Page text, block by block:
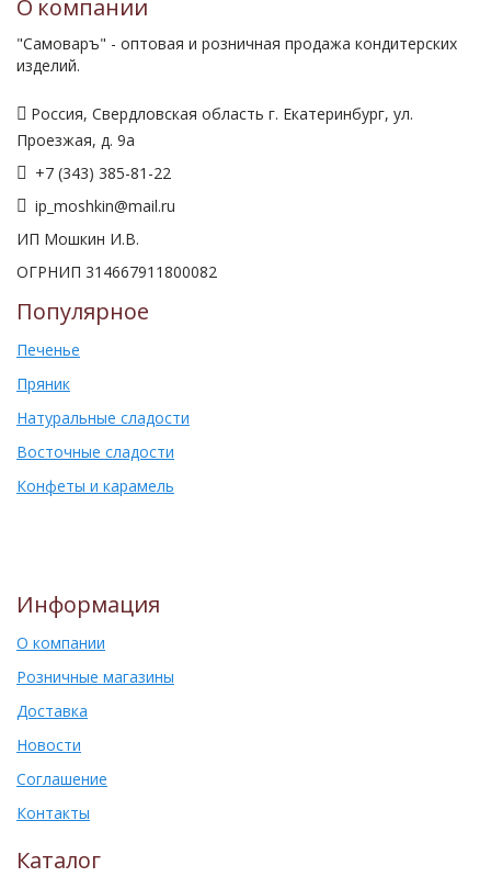
О компании
"Самоваръ" - оптовая и розничная продажа кондитерских
изделий.
Россия, Свердловская область г. Екатеринбург, ул.
Проезжая, д. 9а
+7 (343) 385-81-22
ip_moshkin@mail.ru
ИП Мошкин И.В.
ОГРНИП 314667911800082
Популярное
Печенье
Пряник
Натуральные сладости
Восточные сладости
Конфеты и карамель
Информация
О компании
Розничные магазины
Доставка
Новости
Соглашение
Контакты
Каталог